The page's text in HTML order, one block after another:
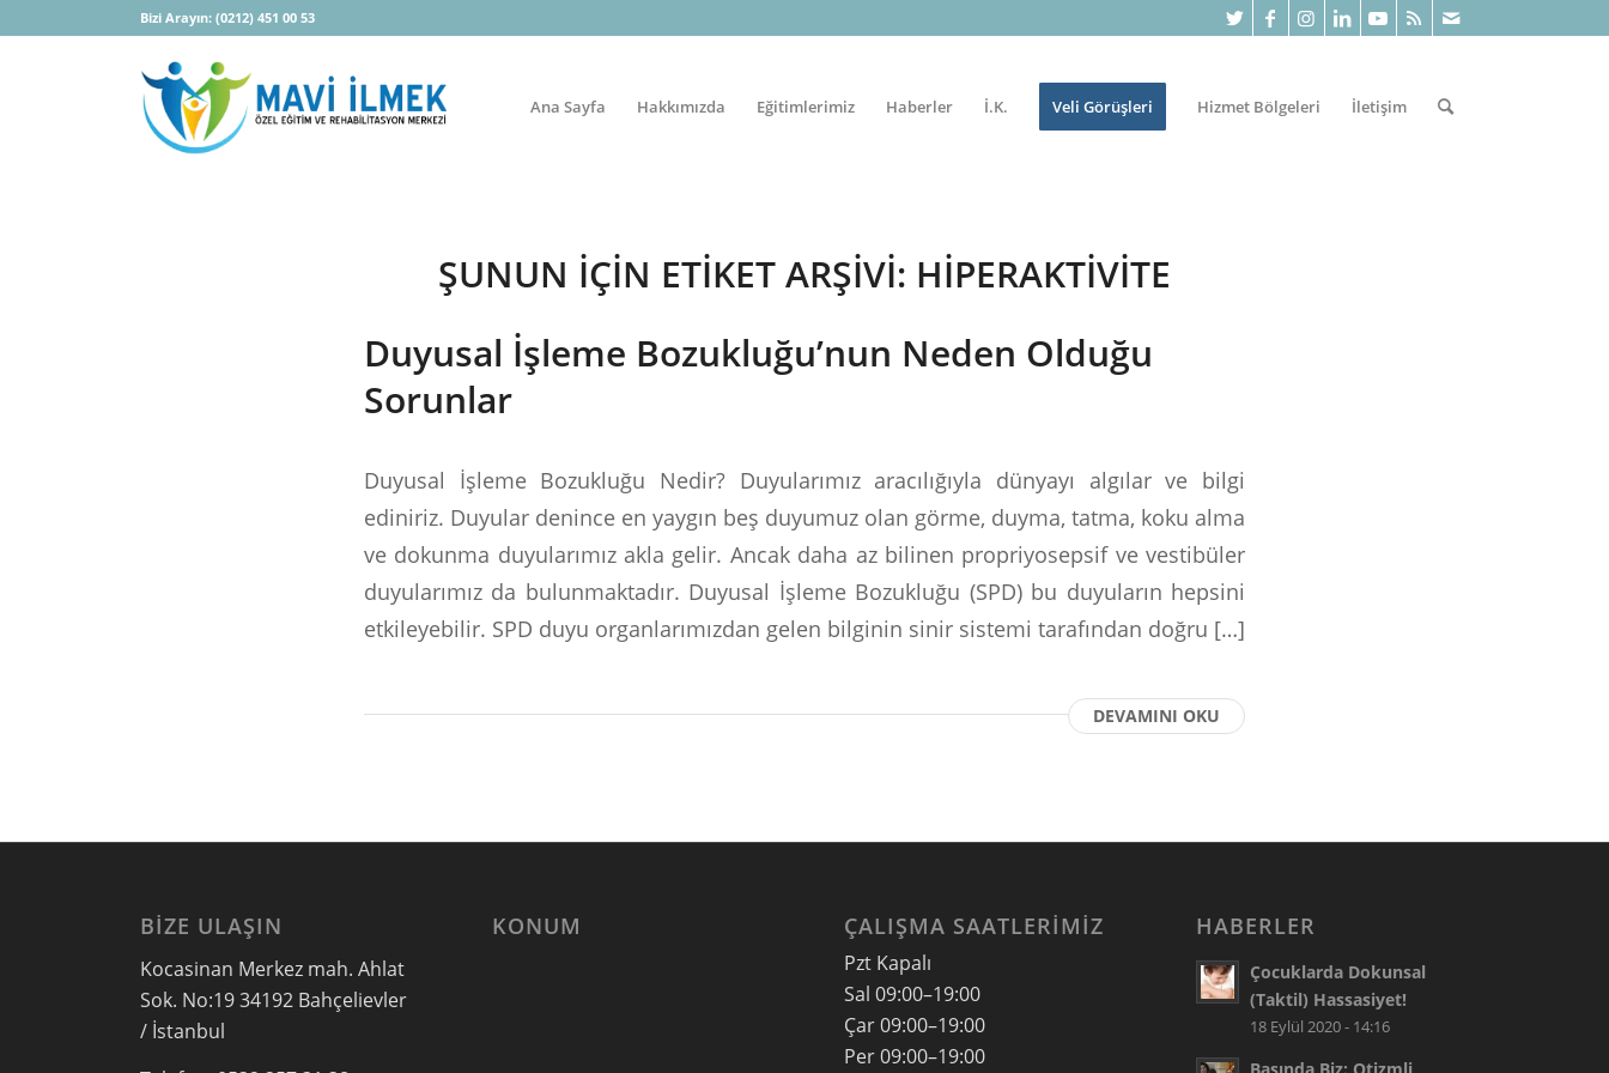
Bizi Arayın:(0212) 451 00 53
Ana Sayfa Hakkımızda Eğitimlerimiz Haberler İ.K. Veli Görüşleri Hizmet Bölgeleri İletişim
ŞUNUN IÇIN ETIKET ARŞIVI: HIPERAKTIVITE
Duyusal İşleme Bozukluğu’nun Neden Olduğu
Sorunlar
Duyusal İşleme Bozukluğu Nedir? Duyularımız aracılığıyla dünyayı algılar ve bilgi
ediniriz. Duyular denince en yaygın beş duyumuz olan görme, duyma, tatma, koku alma
ve dokunma duyularımız akla gelir. Ancak daha az bilinen propriyosepsif ve vestibüler
duyularımız da bulunmaktadır. Duyusal İşleme Bozukluğu (SPD) bu duyuların hepsini
etkileyebilir. SPD duyu organlarımızdan gelen bilginin sinir sistemi tarafından doğru […]
DEVAMINI OKU
BIZE ULAŞIN
Kocasinan Merkez mah. Ahlat
Sok. No:19 34192 Bahçelievler
/ İstanbul
KONUM ÇALIŞMA SAATLERIMIZ
Pzt Kapalı
Sal09:00–19:00
Çar09:00–19:00
Per09:00–19:00
HABERLER
Çocuklarda Dokunsal
(Taktil) Hassasiyet!
18 Eylül 2020 - 14:16
Basında Biz: Otizmli